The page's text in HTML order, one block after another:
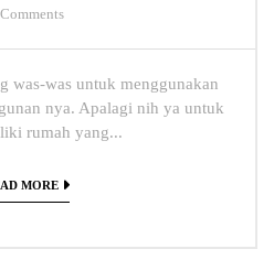
Comments
was-was untuk menggunakan
nya. Apalagi nih ya untuk
rumah yang...
MORE